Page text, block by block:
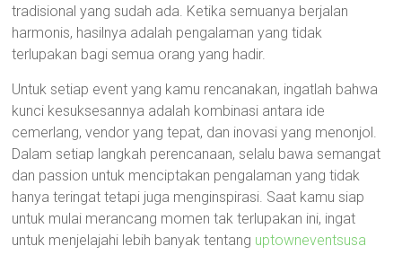
tradisional yang sudah ada. Ketika semuanya berjalan
harmonis, hasilnya adalah pengalaman yang tidak
terlupakan bagi semua orang yang hadir.
Untuk setiap event yang kamu rencanakan, ingatlah bahwa
kunci kesuksesannya adalah kombinasi antara ide
cemerlang, vendor yang tepat, dan inovasi yang menonjol.
Dalam setiap langkah perencanaan, selalu bawa semangat
dan passion untuk menciptakan pengalaman yang tidak
hanya teringat tetapi juga menginspirasi. Saat kamu siap
untuk mulai merancang momen tak terlupakan ini, ingat
untuk menjelajahi lebih banyak tentang uptowneventsusa